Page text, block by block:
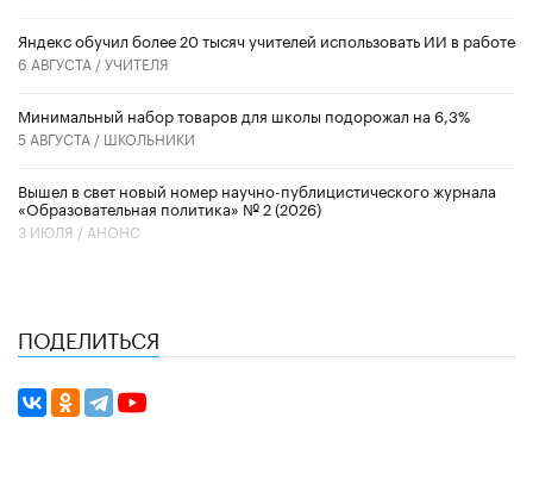
​Яндекс обучил более 20 тысяч учителей использовать ИИ в работе
6 АВГУСТА /УЧИТЕЛЯ
Минимальный набор товаров для школы подорожал на 6,3%
5 АВГУСТА / ШКОЛЬНИКИ
Вышел в свет новый номер научно-публицистического журнала
«Образовательная политика» № 2 (2026)
3 ИЮЛЯ / АНОНС
ПОДЕЛИТЬСЯ